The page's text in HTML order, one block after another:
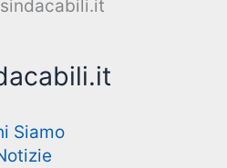
Siamo